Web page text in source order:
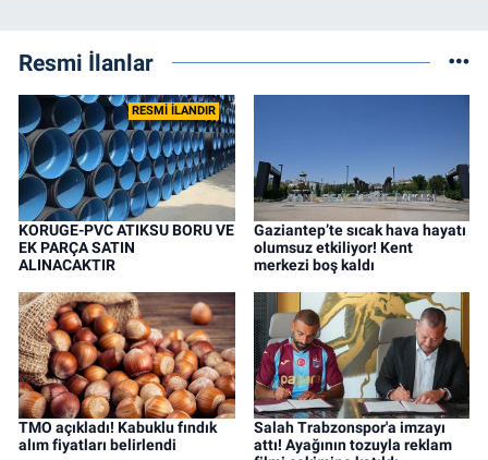
Resmi İlanlar
RESMİ İLANDIR
KORUGE-PVC ATIKSU BORU VE
EK PARÇA SATIN
ALINACAKTIR
Gaziantep’te sıcak hava hayatı
olumsuz etkiliyor! Kent
merkezi boş kaldı
TMO açıkladı! Kabuklu fındık
alım fiyatları belirlendi
Salah Trabzonspor'a imzayı
attı! Ayağının tozuyla reklam